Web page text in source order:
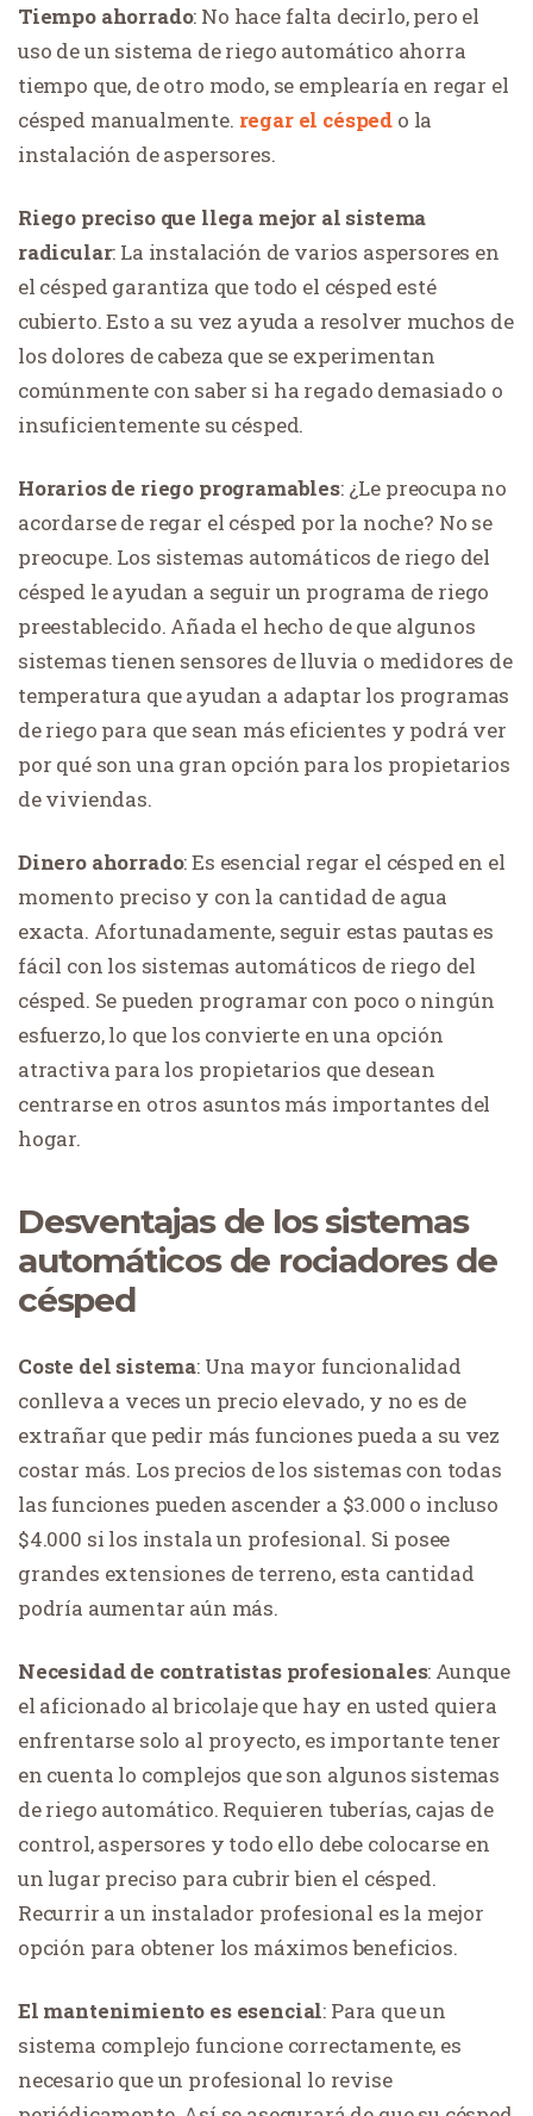
Tiempo ahorrado: No hace falta decirlo, pero el
uso de un sistema de riego automático ahorra
tiempo que, de otro modo, se emplearía en regar el
césped manualmente. regar el césped o la
instalación de aspersores.
Riego preciso que llega mejor al sistema
radicular: La instalación de varios aspersores en
el césped garantiza que todo el césped esté
cubierto. Esto a su vez ayuda a resolver muchos de
los dolores de cabeza que se experimentan
comúnmente con saber si ha regado demasiado o
insuficientemente su césped.
Horarios de riego programables: ¿Le preocupa no
acordarse de regar el césped por la noche? No se
preocupe. Los sistemas automáticos de riego del
césped le ayudan a seguir un programa de riego
preestablecido. Añada el hecho de que algunos
sistemas tienen sensores de lluvia o medidores de
temperatura que ayudan a adaptar los programas
de riego para que sean más eficientes y podrá ver
por qué son una gran opción para los propietarios
de viviendas.
Dinero ahorrado: Es esencial regar el césped en el
momento preciso y con la cantidad de agua
exacta. Afortunadamente, seguir estas pautas es
fácil con los sistemas automáticos de riego del
césped. Se pueden programar con poco o ningún
esfuerzo, lo que los convierte en una opción
atractiva para los propietarios que desean
centrarse en otros asuntos más importantes del
hogar.
Desventajas de los sistemas
automáticos de rociadores de
césped
Coste del sistema: Una mayor funcionalidad
conlleva a veces un precio elevado, y no es de
extrañar que pedir más funciones pueda a su vez
costar más. Los precios de los sistemas con todas
las funciones pueden ascender a $3.000 o incluso
$4.000 si los instala un profesional. Si posee
grandes extensiones de terreno, esta cantidad
podría aumentar aún más.
Necesidad de contratistas profesionales: Aunque
el aficionado al bricolaje que hay en usted quiera
enfrentarse solo al proyecto, es importante tener
en cuenta lo complejos que son algunos sistemas
de riego automático. Requieren tuberías, cajas de
control, aspersores y todo ello debe colocarse en
un lugar preciso para cubrir bien el césped.
Recurrir a un instalador profesional es la mejor
opción para obtener los máximos beneficios.
El mantenimiento es esencial: Para que un
sistema complejo funcione correctamente, es
necesario que un profesional lo revise